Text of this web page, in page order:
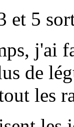
et 5
j'ai
de
les